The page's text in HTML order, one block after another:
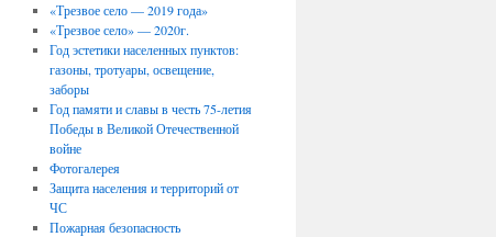
«Трезвое село — 2019 года»
«Трезвое село» — 2020г.
Год эстетики населенных пунктов:
газоны, тротуары, освещение,
заборы
Год памяти и славы в честь 75-летия
Победы в Великой Отечественной
войне
Фотогалерея
Защита населения и территорий от
ЧС
Пожарная безопасность